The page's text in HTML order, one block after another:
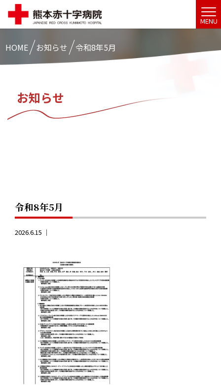
MENU
HOME お知らせ 令和8年5月
お知らせ
令和8年5月
2026.6.15 ｜